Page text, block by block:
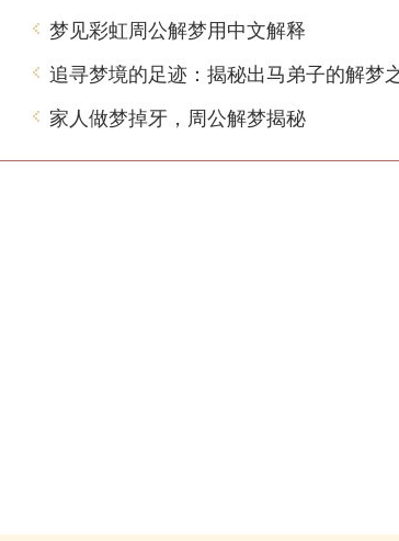
梦见彩虹周公解梦用中文解释
追寻梦境的足迹：揭秘出马弟子的解梦
家人做梦掉牙，周公解梦揭秘